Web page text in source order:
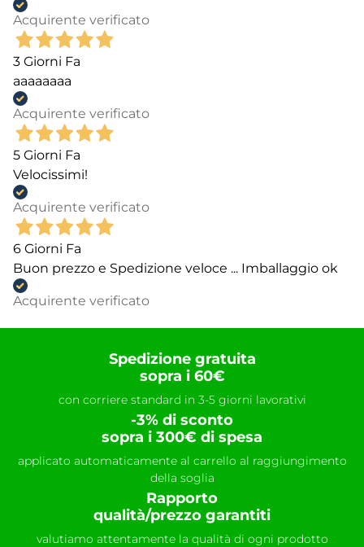
Acquirente verificato
3 Giorni Fa
aaaaaaaa
Acquirente verificato
5 Giorni Fa
Velocissimi!
Acquirente verificato
6 Giorni Fa
Buon prezzo e Spedizione veloce ... Imballaggio ok
Acquirente verificato
Spedizione gratuita
sopra i 60€
con corriere standard in 3-5 giorni lavorativi
-3% di sconto
sopra i 300€ di spesa
applicato automaticamente al carrello al raggiungimento
della soglia
Rapporto
qualità/prezzo garantiti
valutiamo attentamente la qualità di ogni prodotto